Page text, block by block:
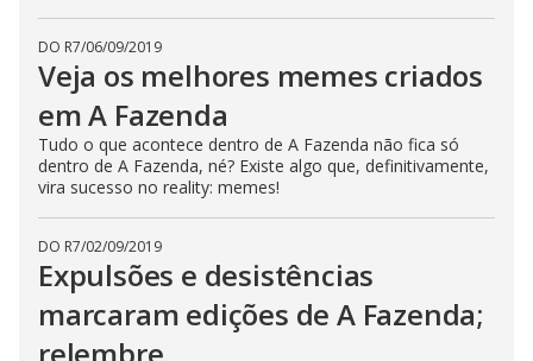
DO R7/06/09/2019
Veja os melhores memes criados
em A Fazenda
Tudo o que acontece dentro de A Fazenda não fica só
dentro de A Fazenda, né? Existe algo que, definitivamente,
vira sucesso no reality: memes!
DO R7/02/09/2019
Expulsões e desistências
marcaram edições de A Fazenda;